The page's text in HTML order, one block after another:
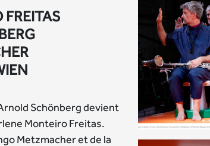
Schönberg devient
Monteiro Freitas.
Metzmacher et de la